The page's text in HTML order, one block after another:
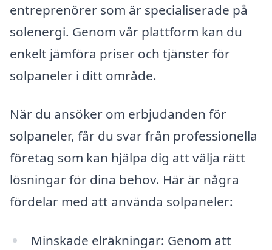
entreprenörer som är specialiserade på
solenergi. Genom vår plattform kan du
enkelt jämföra priser och tjänster för
solpaneler i ditt område.
När du ansöker om erbjudanden för
solpaneler, får du svar från professionella
företag som kan hjälpa dig att välja rätt
lösningar för dina behov. Här är några
fördelar med att använda solpaneler:
Minskade elräkningar: Genom att